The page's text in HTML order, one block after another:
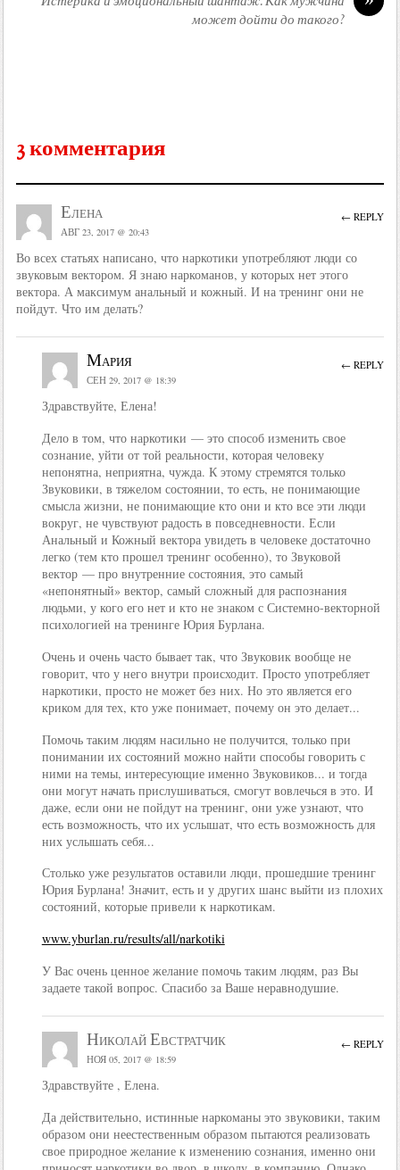
может дойти до такого?
3 комментария
Елена
АВГ 23, 2017 @ 20:43
Во всех статьях написано, что наркотики употребляют люди со
звуковым вектором. Я знаю наркоманов, у которых нет этого
вектора. А максимум анальный и кожный. И на тренинг они не
пойдут. Что им делать?
← REPLY
Мария
СЕН 29, 2017 @ 18:39
Здравствуйте, Елена!
Дело в том, что наркотики — это способ изменить свое
сознание, уйти от той реальности, которая человеку
непонятна, неприятна, чужда. К этому стремятся только
Звуковики, в тяжелом состоянии, то есть, не понимающие
смысла жизни, не понимающие кто они и кто все эти люди
вокруг, не чувствуют радость в повседневности. Если
Анальный и Кожный вектора увидеть в человеке достаточно
легко (тем кто прошел тренинг особенно), то Звуковой
вектор — про внутренние состояния, это самый
«непонятный» вектор, самый сложный для распознания
людьми, у кого его нет и кто не знаком с Системно-векторной
психологией на тренинге Юрия Бурлана.
Очень и очень часто бывает так, что Звуковик вообще не
говорит, что у него внутри происходит. Просто употребляет
наркотики, просто не может без них. Но это является его
криком для тех, кто уже понимает, почему он это делает...
Помочь таким людям насильно не получится, только при
понимании их состояний можно найти способы говорить с
ними на темы, интересующие именно Звуковиков... и тогда
они могут начать прислушиваться, смогут вовлечься в это. И
даже, если они не пойдут на тренинг, они уже узнают, что
есть возможность, что их услышат, что есть возможность для
них услышать себя...
Столько уже результатов оставили люди, прошедшие тренинг
Юрия Бурлана! Значит, есть и у других шанс выйти из плохих
состояний, которые привели к наркотикам.
www.yburlan.ru/results/all/narkotiki
У Вас очень ценное желание помочь таким людям, раз Вы
задаете такой вопрос. Спасибо за Ваше неравнодушие.
← REPLY
Николай Евстратчик
НОЯ 05, 2017 @ 18:59
Здравствуйте , Елена.
Да действительно, истинные наркоманы это звуковики, таким
образом они неестественным образом пытаются реализовать
свое природное желание к изменению сознания, именно они
← REPLY